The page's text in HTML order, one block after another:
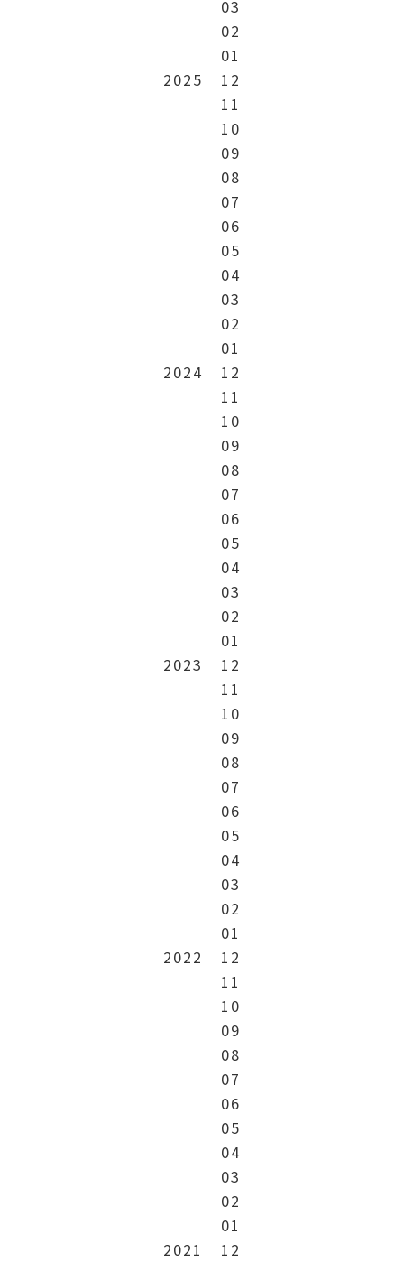
03
02
01
2025
12
11
10
09
08
07
06
05
04
03
02
01
2024
12
11
10
09
08
07
06
05
04
03
02
01
2023
12
11
10
09
08
07
06
05
04
03
02
01
2022
12
11
10
09
08
07
06
05
04
03
02
01
2021
12